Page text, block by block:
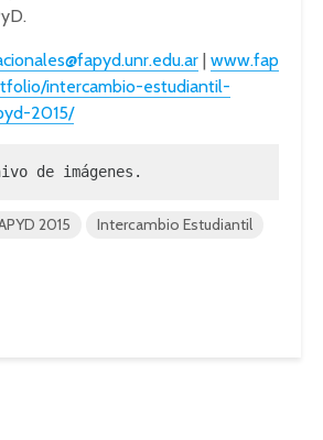
| www.fap
intercambio-estudiantil-
2015/
de imágenes.
2015
Intercambio Estudiantil